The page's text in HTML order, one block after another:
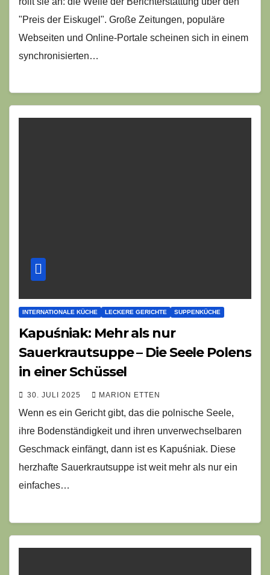
"Preis der Eiskugel". Große Zeitungen, populäre
Webseiten und Online-Portale scheinen sich in einem
synchronisierten…
INTERNATIONALE KÜCHE LECKERE GERICHTE SUPPENKÜCHE
Kapuśniak: Mehr als nur
Sauerkrautsuppe – Die Seele Polens
in einer Schüssel
30. JULI 2025 MARION ETTEN
Wenn es ein Gericht gibt, das die polnische Seele,
ihre Bodenständigkeit und ihren unverwechselbaren
Geschmack einfängt, dann ist es Kapuśniak. Diese
herzhafte Sauerkrautsuppe ist weit mehr als nur ein
einfaches…